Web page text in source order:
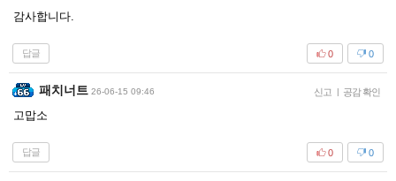
감사합니다.
답글 0
0
패치너트 26-06-15 09:46 신고 | 공감 확인
고맙소
답글 0
0